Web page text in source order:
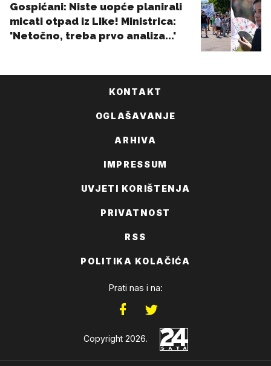
KONTAKT
OGLAŠAVANJE
ARHIVA
IMPRESSUM
UVJETI KORIŠTENJA
PRIVATNOST
RSS
POLITIKA KOLAČIĆA
Prati nas i na:
Copyright 2026.